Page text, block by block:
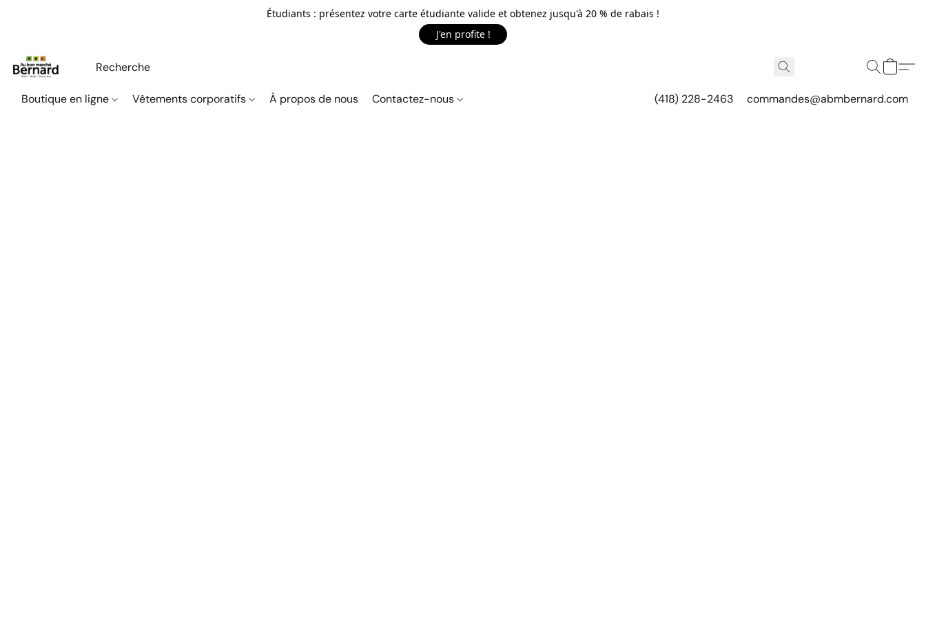
Étudiants : présentez votre carte étudiante valide et obtenez jusqu'à 20 % de rabais !
J'en profite !
Boutique en ligne Vêtements corporatifs À propos de nous Contactez-nous (418) 228-2463 commandes@abmbernard.com